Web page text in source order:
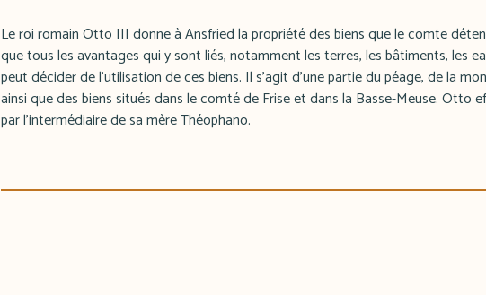
Le roi romain Otto III donne à Ansfried la propriété des biens que le comte
que tous les avantages qui y sont liés, notamment les terres, les bâtiments, les
peut décider de l'utilisation de ces biens. Il s'agit d'une partie du péage, de la
ainsi que des biens situés dans le comté de Frise et dans la Basse-Meuse. Otto
par l'intermédiaire de sa mère Théophano.